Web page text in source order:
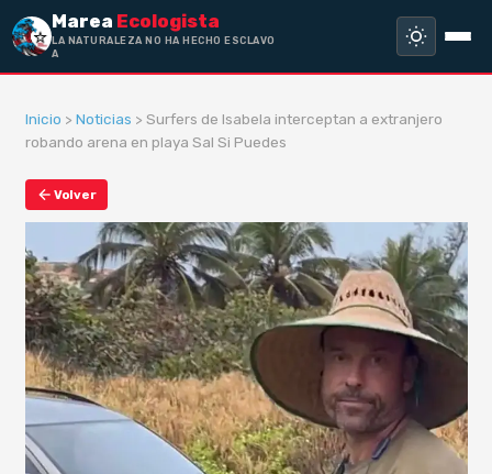
Marea Ecologista
LA NATURALEZA NO HA HECHO ESCLAVO
A NADIE
Inicio > Noticias > Surfers de Isabela interceptan a extranjero
robando arena en playa Sal Si Puedes
Volver